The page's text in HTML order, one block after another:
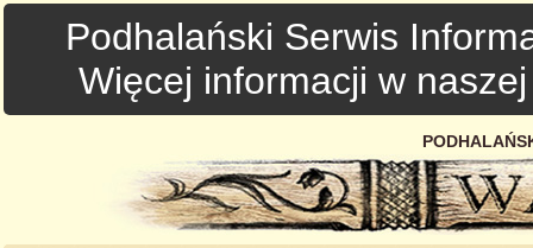
Podhalański Serwis
Więcej informacji w